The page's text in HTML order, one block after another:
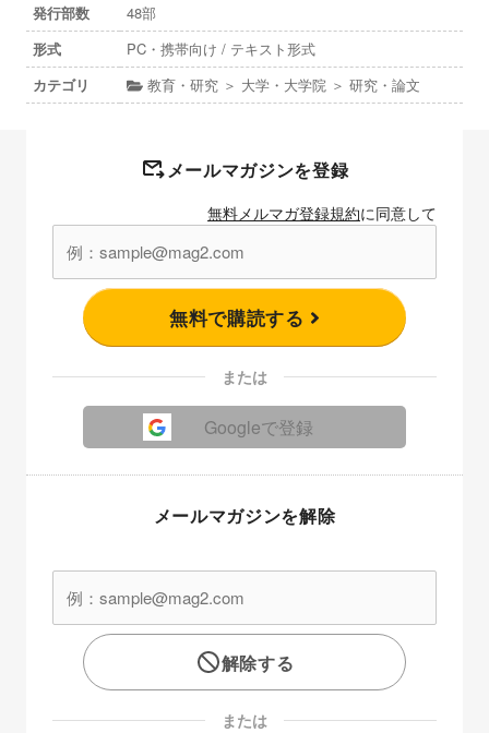
発行部数
48部
形式
PC・携帯向け / テキスト形式
カテゴリ
教育・研究 ＞ 大学・大学院 ＞ 研究・論文
メールマガジンを登録
無料メルマガ登録規約に同意して
無料で購読する
または
Googleで登録
メールマガジンを解除
解除する
または